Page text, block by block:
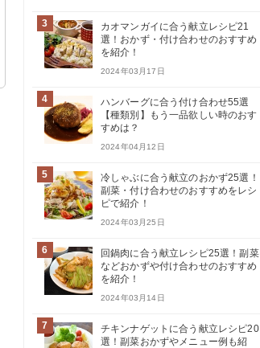
3
カオマンガイに合う献立レシピ21
選！おかず・付け合わせのおすすめ
を紹介！
2024年03月17日
4
ハンバーグに合う付け合わせ55選
【種類別】もう一品欲しい時のおす
すめは？
2024年04月12日
5
冷しゃぶに合う献立のおかず25選！
副菜・付け合わせのおすすめをレシ
ピで紹介！
2024年03月25日
6
回鍋肉に合う献立レシピ25選！副菜
などおかずや付け合わせのおすすめ
を紹介！
2024年03月14日
7
チキンナゲットに合う献立レシピ20
選！副菜おかずやメニュー例も紹